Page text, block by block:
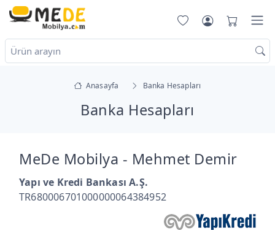
Anasayfa Banka Hesapları
Banka Hesapları
MeDe Mobilya - Mehmet Demir
Yapı ve Kredi Bankası A.Ş.
TR680006701000000064384952